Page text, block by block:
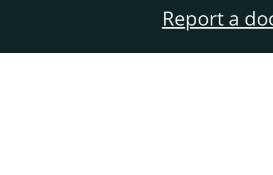
Report a